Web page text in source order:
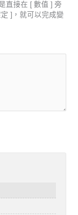
直接在 [ 數值 ] 旁
]，就可以完成變